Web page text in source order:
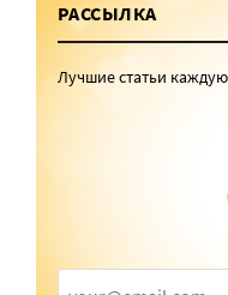
РАССЫЛКА
Лучшие статьи